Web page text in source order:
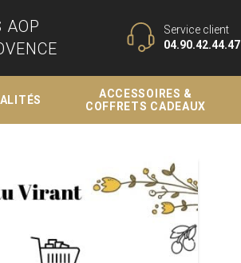
AOP
Service client
04.90.42.44.47
ACCESSOIRES &
COFFRETS CADEAUX